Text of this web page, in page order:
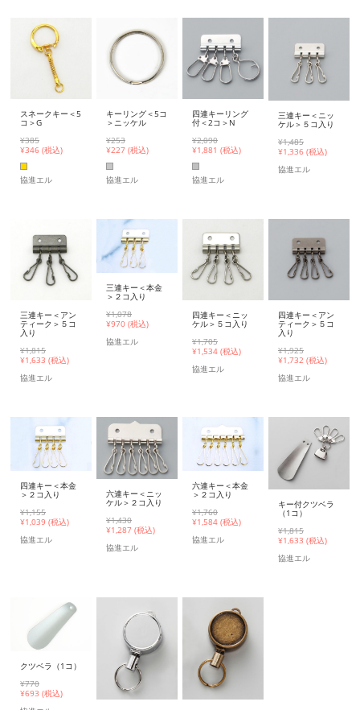
スネークキー＜5
コ＞G
¥385
¥346 (税込)
協進エル
キーリング＜5コ
＞ニッケル
¥253
¥227 (税込)
協進エル
四連キーリング
付＜2コ＞N
¥2,090
¥1,881 (税込)
協進エル
三連キー＜ニッ
ケル＞５コ入り
¥1,485
¥1,336 (税込)
協進エル
三連キー＜アン
ティーク＞５コ
入り
¥1,815
¥1,633 (税込)
協進エル
三連キー＜本金
＞２コ入り
¥1,078
¥970 (税込)
協進エル
四連キー＜ニッ
ケル＞５コ入り
¥1,705
¥1,534 (税込)
協進エル
四連キー＜アン
ティーク＞５コ
入り
¥1,925
¥1,732 (税込)
協進エル
四連キー＜本金
＞２コ入り
¥1,155
¥1,039 (税込)
協進エル
六連キー＜ニッ
ケル＞２コ入り
¥1,430
¥1,287 (税込)
協進エル
六連キー＜本金
＞２コ入り
¥1,760
¥1,584 (税込)
協進エル
キー付クツベラ
（1コ）
¥1,815
¥1,633 (税込)
協進エル
クツベラ（1コ）
¥770
¥693 (税込)